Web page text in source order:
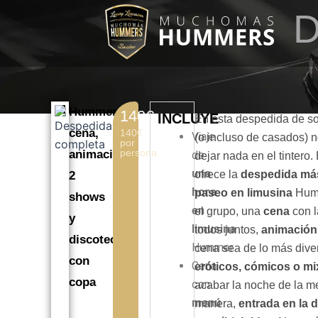
Hummer,
cena,
animación,
2
shows
y
discoteca
con
copa
140€
140€
por
persona.
INCLUYE
Viaje
de
una
hora
en
limusina
Hummer.
Cena
con
menú
En esta despedida de
(o incluso de casados)
dejar nada en el tintero.
ofrece la despedida
paseo en limusina
el grupo, una cenacon
todos juntos, animación
cena sea de lo más
eróticos, cómicos o
acabar la noche de la
manera, entrada en la